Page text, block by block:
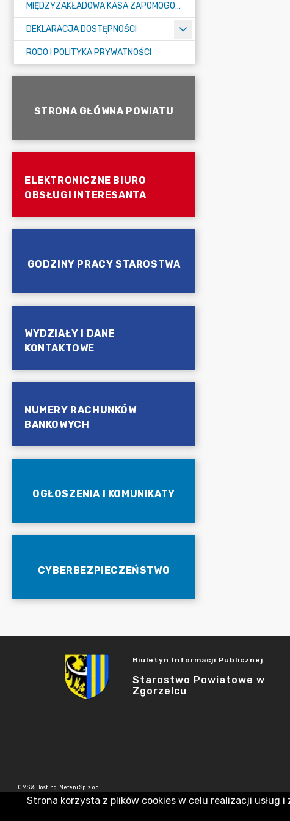
MIĘDZYZAKŁADOWA KASA ZAPOMOGOWO-POŻYCZKOWA
DEKLARACJA DOSTĘPNOŚCI
RODO I POLITYKA PRYWATNOŚCI
STRONA GŁÓWNA POWIATU
ELEKTRONICZNE BIURO
OBSŁUGI INTERESANTA
GODZINY PRACY STAROSTWA
WYDZIAŁY I DANE
KONTAKTOWE
NUMERY RACHUNKÓW
BANKOWYCH
OGŁOSZENIA I KOMUNIKATY
CYBERBEZPIECZEŃSTWO
Biuletyn Informacji Publicznej
Starostwo Powiatowe w
Zgorzelcu
CMS & Hosting: Nefeni Sp. z o.o.
Strona korzysta z plików cookies w celu realizacji usług i